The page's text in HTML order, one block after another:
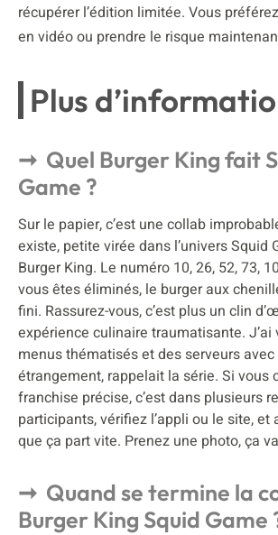
récupérer l’édition limitée. Vous
en vidéo ou prendre le risque
Plus
Quel Burger King fait
Game ?
Sur le papier, c’est une collab
existe, petite virée dans l’univers Squid
Burger King. Le numéro 10, 26, 52, 73,
vous êtes éliminés, le burger aux
fini. Rassurez-vous, c’est plus un clin
expérience culinaire traumatisante. J’ai
menus thématisés et des serveurs
étrangement, rappelait la série. Si vous
franchise précise, c’est dans plusieurs
participants, vérifiez l’appli ou le site, et
que ça part vite. Prenez une photo, ça
Quand se termine la
Burger King Squid Game